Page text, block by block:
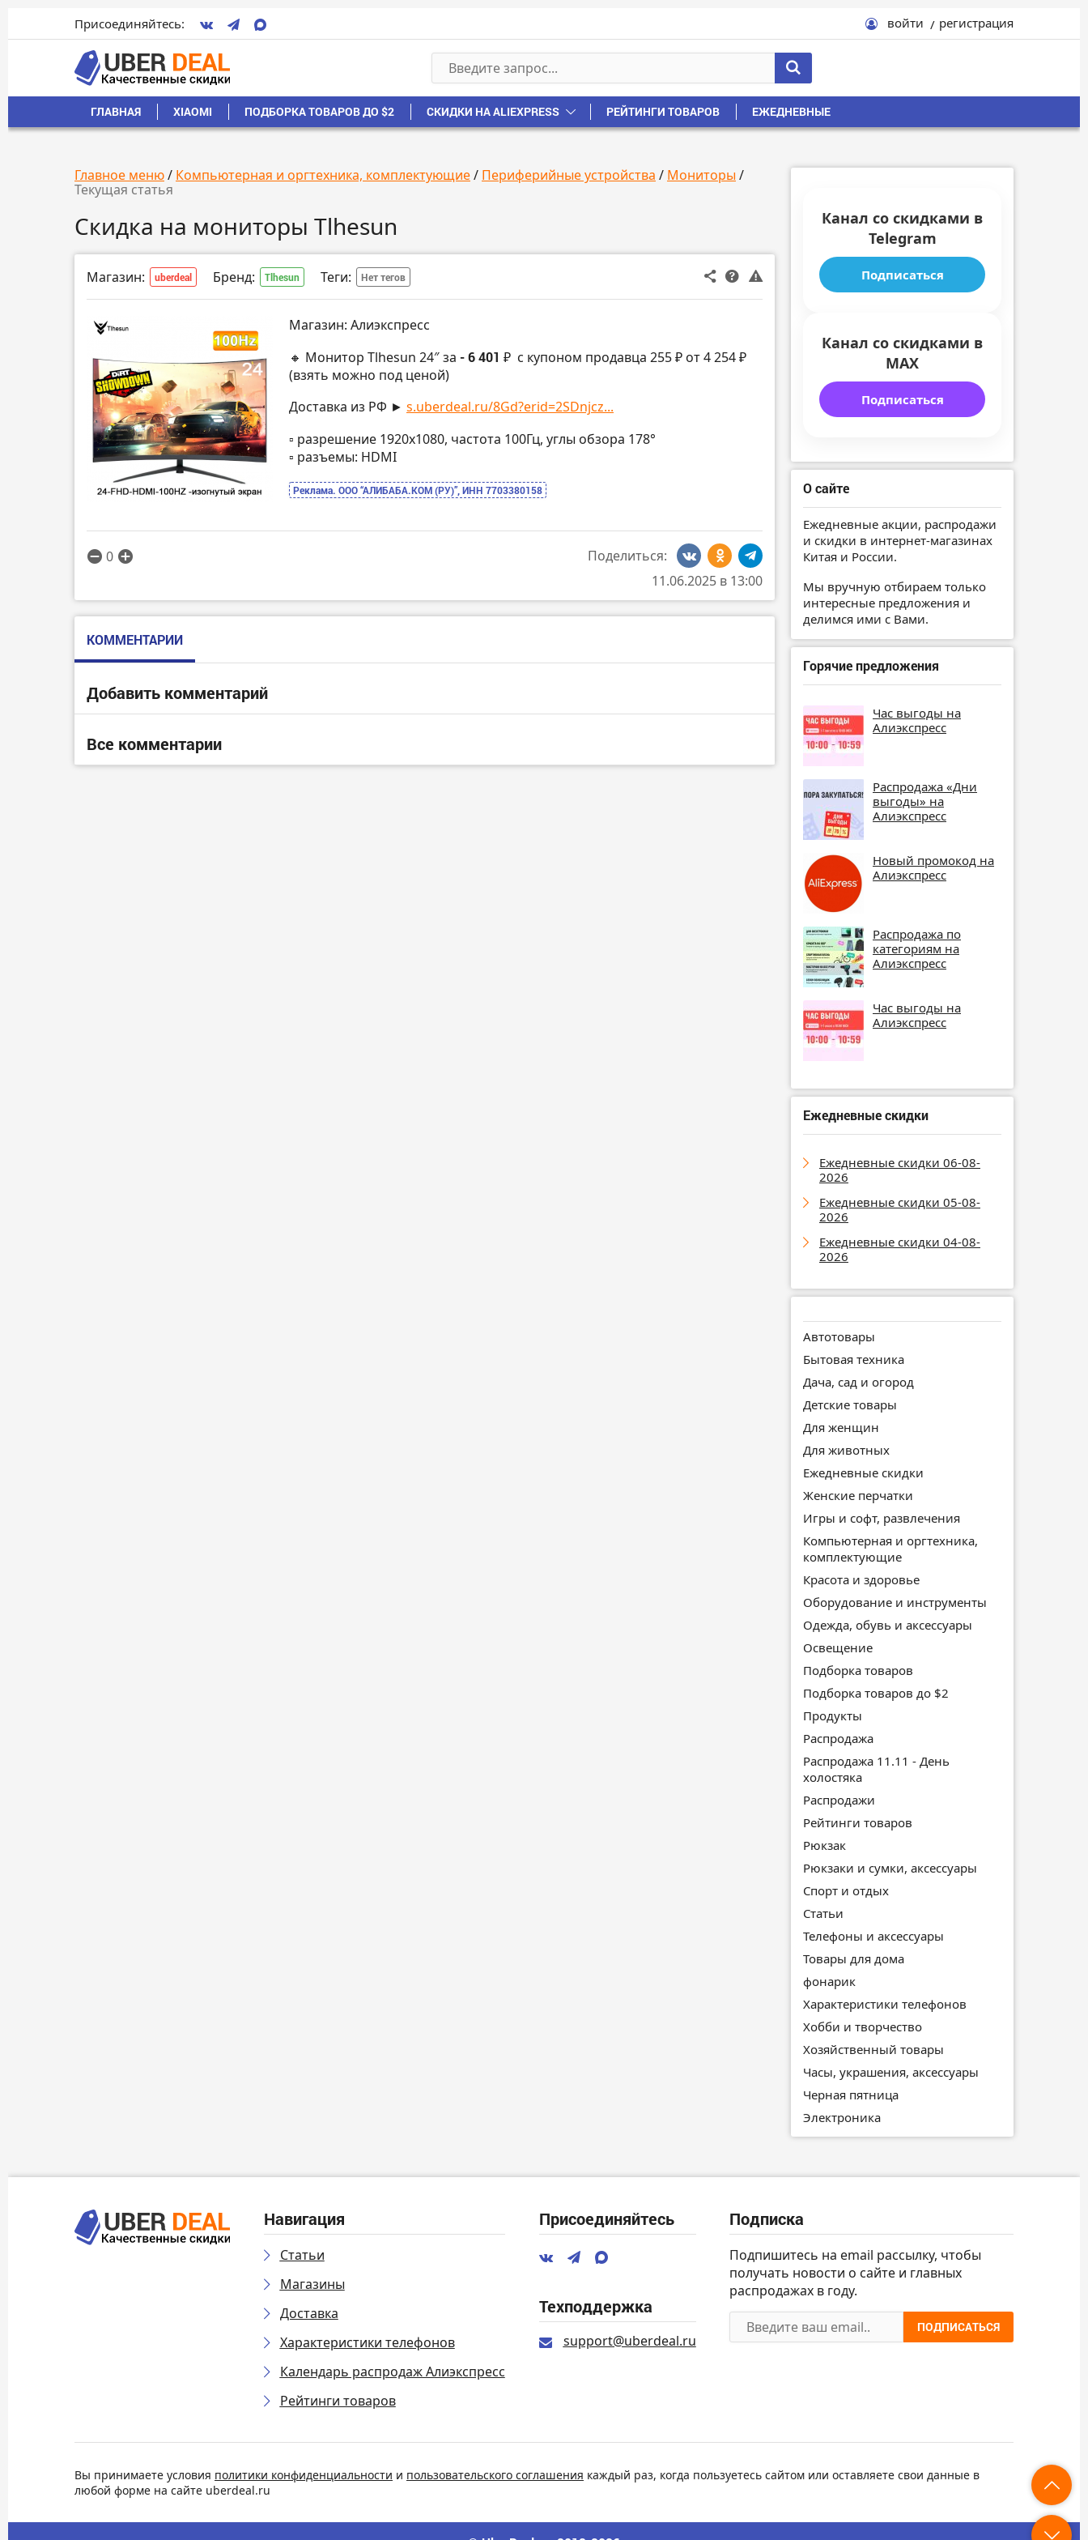
Присоединяйтесь: войти регистрация
ГЛАВНАЯ XIAOMI ПОДБОРКА ТОВАРОВ ДО $2 СКИДКИ НА ALIEXPRESS РЕЙТИНГИ ТОВАРОВ ЕЖЕДНЕВНЫЕ
Главное меню/ Компьютерная и оргтехника, комплектующие/ Периферийные устройства / Мониторы /
Текущая статья
Скидка на мониторы Tlhesun
Магазин: uberdeal Бренд: Tlhesun Теги: Нет тегов
Магазин: Алиэкспресс
🔸 Монитор Tlhesun 24″ за - 6 401 ₽ с купоном продавца 255 ₽ от 4 254 ₽
(взять можно под ценой)
Доставка из РФ ► s.uberdeal.ru/8Gd?erid=2SDnjcz...
▫️ разрешение 1920х1080, частота 100Гц, углы обзора 178°
▫️ разъемы: HDMI
Реклама. ООО “АЛИБАБА.КОМ (РУ)”, ИНН 7703380158
0
Поделиться:
11.06.2025 в 13:00
КОММЕНТАРИИ
Добавить комментарий
Все комментарии
Канал со скидками в
Telegram
Подписаться
Канал со скидками в
MAX
Подписаться
О сайте
Ежедневные акции, распродажи
и скидки в интернет-магазинах
Китая и России.
Мы вручную отбираем только
интересные предложения и
делимся ими с Вами.
Горячие предложения
Час выгоды на
Алиэкспресс
Распродажа «Дни
выгоды» на
Алиэкспресс
Новый промокод на
Алиэкспресс
Распродажа по
категориям на
Алиэкспресс
Час выгоды на
Алиэкспресс
Ежедневные скидки
Ежедневные скидки 06-08-
2026
Ежедневные скидки 05-08-
2026
Ежедневные скидки 04-08-
2026
Автотовары
Бытовая техника
Дача, сад и огород
Детские товары
Для женщин
Для животных
Ежедневные скидки
Женские перчатки
Игры и софт, развлечения
Компьютерная и оргтехника,
комплектующие
Красота и здоровье
Оборудование и инструменты
Одежда, обувь и аксессуары
Освещение
Подборка товаров
Подборка товаров до $2
Продукты
Распродажа
Распродажа 11.11 - День
холостяка
Распродажи
Рейтинги товаров
Рюкзак
Рюкзаки и сумки, аксессуары
Спорт и отдых
Статьи
Телефоны и аксессуары
Товары для дома
фонарик
Характеристики телефонов
Хобби и творчество
Хозяйственный товары
Часы, украшения, аксессуары
Черная пятница
Электроника
Навигация
Статьи
Магазины
Доставка
Характеристики телефонов
Календарь распродаж Алиэкспресс
Рейтинги товаров
Присоединяйтесь
Техподдержка
support@uberdeal.ru
Подписка
Подпишитесь на email рассылку, чтобы
получать новости о сайте и главных
распродажах в году.
ПОДПИСАТЬСЯ
Вы принимаете условия политики конфиденциальности и пользовательского соглашения каждый раз, когда пользуетесь сайтом или оставляете свои данные в
любой форме на сайте uberdeal.ru